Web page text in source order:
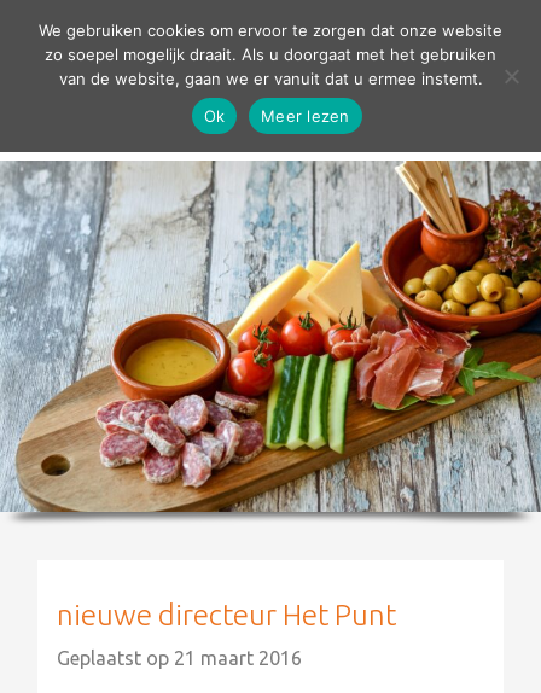
contact
home
agenda
theater
sport
grand café
zakelijk
over ons
nieuwe directeur Het Punt
Geplaatst op 21 maart 2016
We gebruiken cookies om ervoor te zorgen dat onze website
zo soepel mogelijk draait. Als u doorgaat met het gebruiken
van de website, gaan we er vanuit dat u ermee instemt.
Ok
Meer lezen